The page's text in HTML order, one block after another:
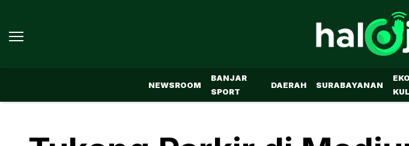
NEWSROOM
BANJAR
SPORT
DAERAH SURABAYANAN